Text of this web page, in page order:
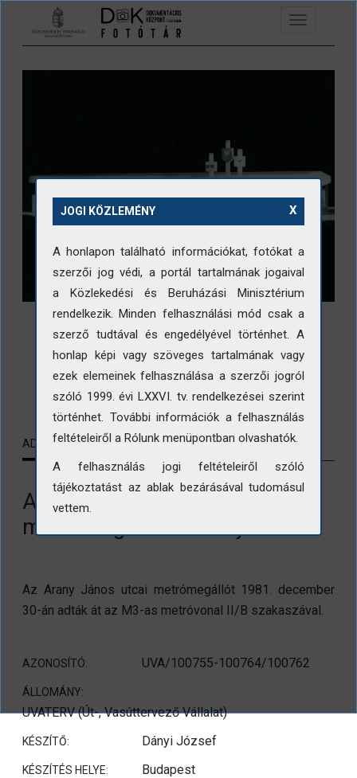
Ugrás a tartalomra
Toggle
navigation
LETÖLTÉS
ADATLAP KAPCSOLÓDÓ TARTALMAK
Az Arany János utcai
metrómegálló makettje
Az Arany János utcai metrómegállót 1981. december
30-án adták át az M3-as metróvonal II/B szakaszával.
AZONOSÍTÓ: UVA/100755-100764/100762
ÁLLOMÁNY:
UVATERV (Út-, Vasúttervező Vállalat)
KÉSZÍTŐ: Dányi József
KÉSZÍTÉS HELYE: Budapest
X
JOGI KÖZLEMÉNY
A honlapon található információkat, fotókat a
szerzői jog védi, a portál tartalmának jogaival
a Közlekedési és Beruházási Minisztérium
rendelkezik. Minden felhasználási mód csak a
szerző tudtával és engedélyével történhet. A
honlap képi vagy szöveges tartalmának vagy
ezek elemeinek felhasználása a szerzői jogról
szóló 1999. évi LXXVI. tv. rendelkezései szerint
történhet. További információk a felhasználás
feltételeiről a Rólunk menüpontban olvashatók.
A felhasználás jogi feltételeiről szóló
tájékoztatást az ablak bezárásával tudomásul
vettem.